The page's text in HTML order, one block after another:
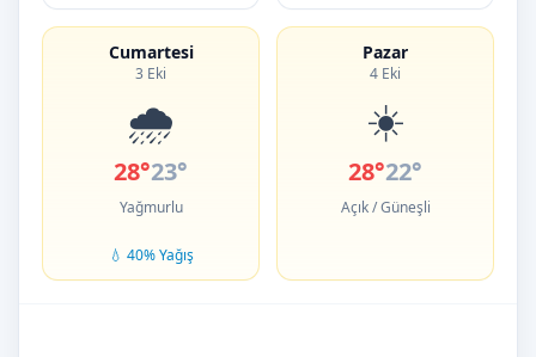
Cumartesi
3 Eki
🌧️
28°23°
Yağmurlu
💧 40% Yağış
Pazar
4 Eki
☀️
28°22°
Açık / Güneşli